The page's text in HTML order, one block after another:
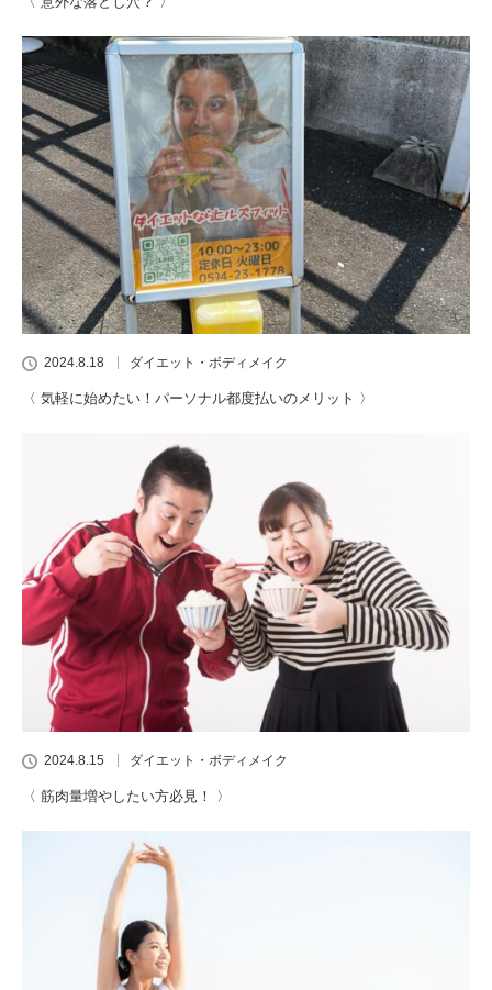
2024.8.18 ダイエット・ボディメイク
〈 気軽に始めたい！パーソナル都度払いのメリット 〉
2024.8.15 ダイエット・ボディメイク
〈 筋肉量増やしたい方必見！ 〉